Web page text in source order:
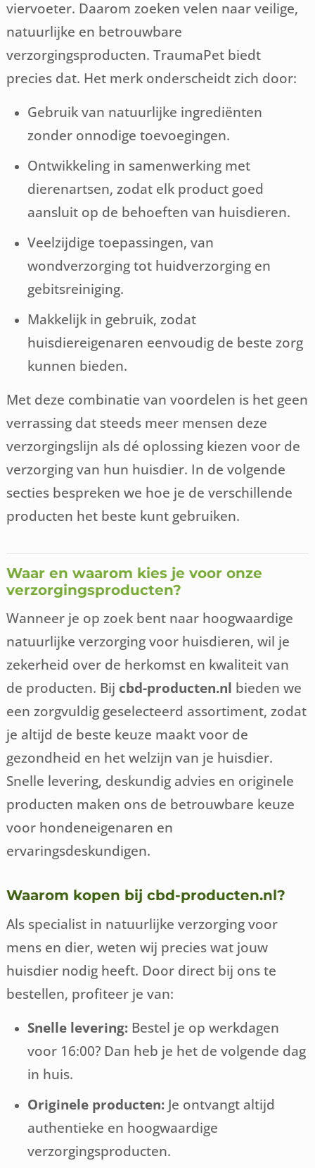
viervoeter. Daarom zoeken velen naar veilige,
natuurlijke en betrouwbare
verzorgingsproducten. TraumaPet biedt
precies dat. Het merk onderscheidt zich door:
Gebruik van natuurlijke ingrediënten
zonder onnodige toevoegingen.
Ontwikkeling in samenwerking met
dierenartsen, zodat elk product goed
aansluit op de behoeften van huisdieren.
Veelzijdige toepassingen, van
wondverzorging tot huidverzorging en
gebitsreiniging.
Makkelijk in gebruik, zodat
huisdiereigenaren eenvoudig de beste zorg
kunnen bieden.
Met deze combinatie van voordelen is het geen
verrassing dat steeds meer mensen deze
verzorgingslijn als dé oplossing kiezen voor de
verzorging van hun huisdier. In de volgende
secties bespreken we hoe je de verschillende
producten het beste kunt gebruiken.
Waar en waarom kies je voor onze
verzorgingsproducten?
Wanneer je op zoek bent naar hoogwaardige
natuurlijke verzorging voor huisdieren, wil je
zekerheid over de herkomst en kwaliteit van
de producten. Bij cbd-producten.nl bieden we
een zorgvuldig geselecteerd assortiment, zodat
je altijd de beste keuze maakt voor de
gezondheid en het welzijn van je huisdier.
Snelle levering, deskundig advies en originele
producten maken ons de betrouwbare keuze
voor hondeneigenaren en
ervaringsdeskundigen.
Waarom kopen bij cbd-producten.nl?
Als specialist in natuurlijke verzorging voor
mens en dier, weten wij precies wat jouw
huisdier nodig heeft. Door direct bij ons te
bestellen, profiteer je van:
Snelle levering: Bestel je op werkdagen
voor 16:00? Dan heb je het de volgende dag
in huis.
Originele producten: Je ontvangt altijd
authentieke en hoogwaardige
verzorgingsproducten.